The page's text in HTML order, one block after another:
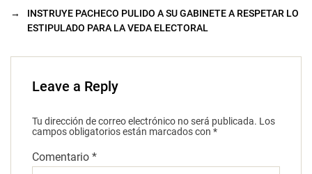
→
INSTRUYE PACHECO PULIDO A SU GABINETE A RESPETAR LO
ESTIPULADO PARA LA VEDA ELECTORAL
Leave a Reply
Tu dirección de correo electrónico no será publicada. Los
campos obligatorios están marcados con *
Comentario *